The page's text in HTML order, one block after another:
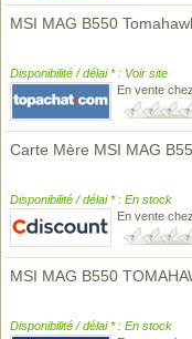
MSI MAG B550
Disponibilité / délai * : Voir site
En vente chez
Carte Mère MSI MAG
Disponibilité / délai * : En stock
En vente chez
MSI MAG B550
Disponibilité / délai * : En stock